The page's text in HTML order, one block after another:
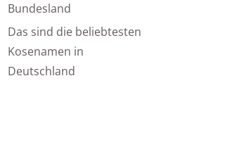
Bundesland
Das sind die beliebtesten
Kosenamen in
Deutschland